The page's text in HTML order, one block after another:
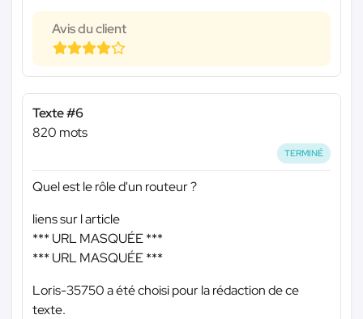
Avis du client
Texte #6
820 mots
TERMINÉ
Quel est le rôle d'un routeur ?
liens sur l article
*** URL MASQUÉE ***
*** URL MASQUÉE ***
Loris-35750 a été choisi pour la rédaction de ce
texte.